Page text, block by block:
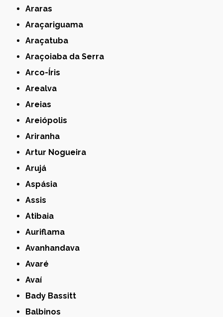
Araras
Araçariguama
Araçatuba
Araçoiaba da Serra
Arco-Íris
Arealva
Areias
Areiópolis
Ariranha
Artur Nogueira
Arujá
Aspásia
Assis
Atibaia
Auriflama
Avanhandava
Avaré
Avaí
Bady Bassitt
Balbinos